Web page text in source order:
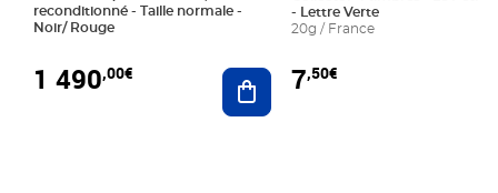
reconditionné - Taille normale -
Noir/ Rouge
1 490,00€ Ajouter au panier
- Lettre Verte
20g / France
7,50€